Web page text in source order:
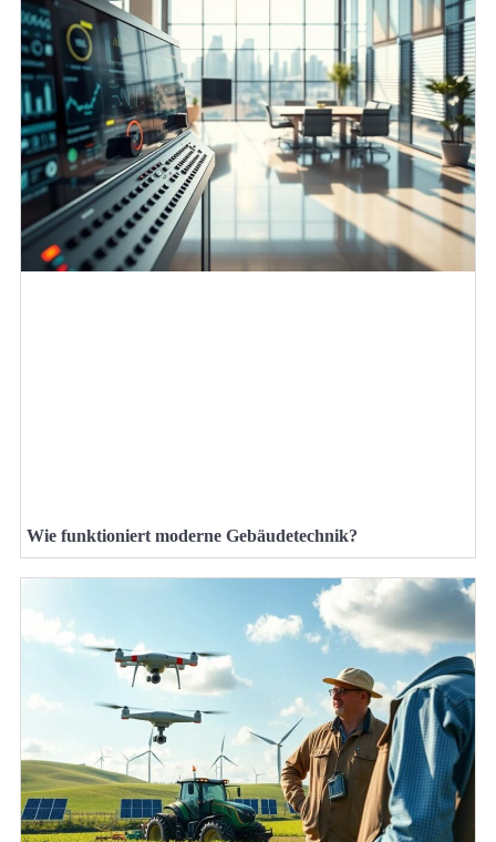
Wie funktioniert moderne Gebäudetechnik?